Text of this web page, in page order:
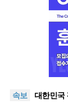
속보
한기연
27.8%,
대한민국